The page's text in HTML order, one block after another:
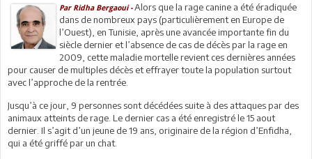
Par Ridha Bergaoui -Alors que la rage canine a été éradiquée
dans de nombreux pays (particulièrement en Europe de
l’Ouest), en Tunisie, après une avancée importante fin du
siècle dernier et l’absence de cas de décès par la rage en
2009, cette maladie mortelle revient ces dernières années
pour causer de multiples décès et effrayer toute la population surtout
avec l’approche de la rentrée.
Jusqu’à ce jour, 9 personnes sont décédées suite à des attaques par des
animaux atteints de rage. Le dernier cas a été enregistré le 15 aout
dernier. Il s’agit d’un jeune de 19 ans, originaire de la région d’Enfidha,
qui a été griffé par un chat.